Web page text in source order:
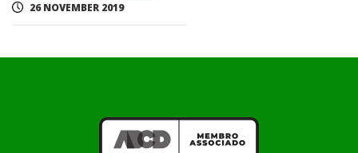
26 NOVEMBER 2019